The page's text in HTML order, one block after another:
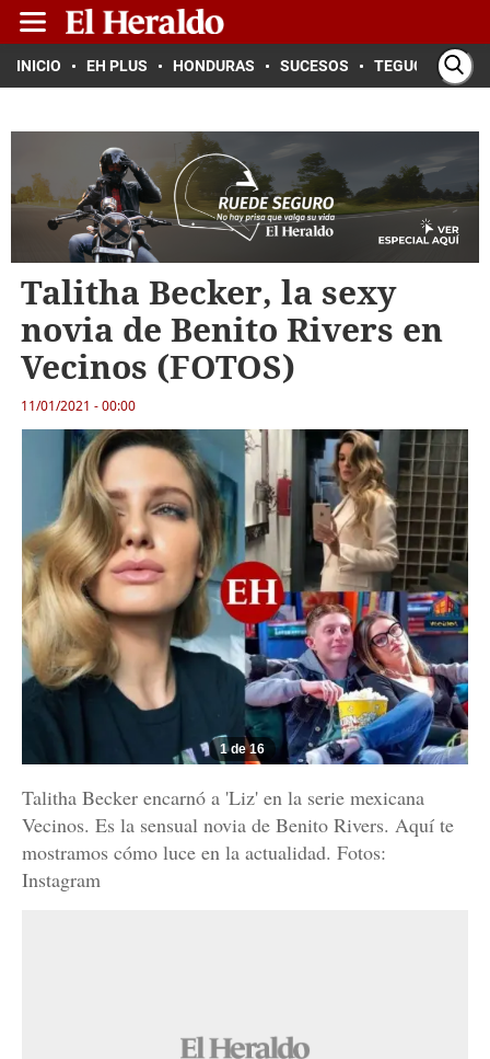
INICIO EH PLUS HONDURAS SUCESOS TEGUCIGALPA
Talitha Becker, la sexy
novia de Benito Rivers en
Vecinos (FOTOS)
11/01/2021 - 00:00
1 de 16
Talitha Becker encarnó a 'Liz' en la serie mexicana
Vecinos. Es la sensual novia de Benito Rivers. Aquí te
mostramos cómo luce en la actualidad. Fotos:
Instagram